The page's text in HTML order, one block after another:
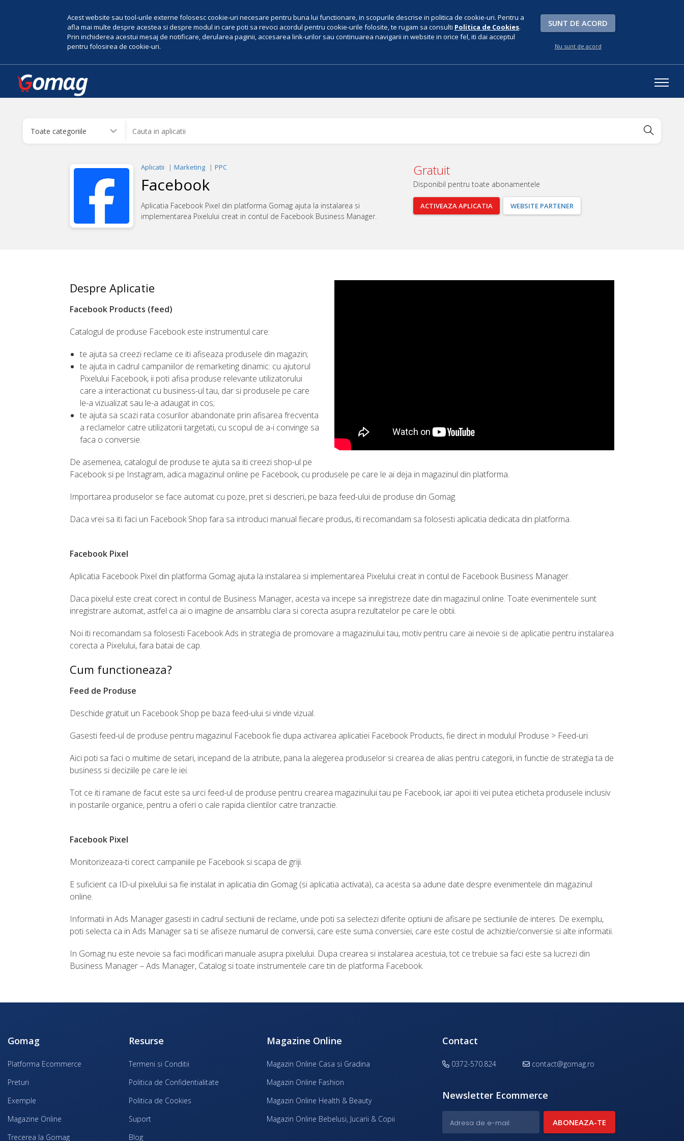
Acest website sau tool-urile externe folosesc cookie-uri necesare pentru buna lui functionare, in scopurile descrise in politica de cookie-uri. Pentru a
afla mai multe despre acestea si despre modul in care poti sa revoci acordul pentru cookie-urile folosite, te rugam sa consulti Politica de Cookies.
Prin inchiderea acestui mesaj de notificare, derularea paginii, accesarea link-urilor sau continuarea navigarii in website in orice fel, iti dai acceptul
pentru folosirea de cookie-uri.
SUNT DE ACORD
Nu sunt de acord
Aplicatii Marketing PPC
Facebook
Aplicatia Facebook Pixel din platforma Gomag ajuta la instalarea si
implementarea Pixelului creat in contul de Facebook Business Manager.
Gratuit
Disponibil pentru toate abonamentele
ACTIVEAZAAPLICATIA WEBSITE PARTENER
Despre Aplicatie
Facebook Products (feed)
Catalogul de produse Facebook este instrumentul care:
te ajuta sa creezi reclame ce iti afiseaza produsele din magazin;
te ajuta in cadrul campaniilor de remarketing dinamic: cu ajutorul
Pixelului Facebook, ii poti afisa produse relevante utilizatorului
care a interactionat cu business-ul tau, dar si produsele pe care
le-a vizualizat sau le-a adaugat in cos;
te ajuta sa scazi rata cosurilor abandonate prin afisarea frecventa
a reclamelor catre utilizatorii targetati, cu scopul de a-i convinge sa
faca o conversie.
De asemenea, catalogul de produse te ajuta sa iti creezi shop-ul pe
Facebook si pe Instagram, adica magazinul online pe Facebook, cu produsele pe care le ai deja in magazinul din platforma.
Importarea produselor se face automat cu poze, pret si descrieri, pe baza feed-ului de produse din Gomag.
Daca vrei sa iti faci un Facebook Shop fara sa introduci manual fiecare produs, iti recomandam sa folosesti aplicatia dedicata din platforma.
Facebook Pixel
Aplicatia Facebook Pixel din platforma Gomag ajuta la instalarea si implementarea Pixelului creat in contul de Facebook Business Manager.
Daca pixelul este creat corect in contul de Business Manager, acesta va incepe sa inregistreze date din magazinul online. Toate evenimentele sunt
inregistrare automat, astfel ca ai o imagine de ansamblu clara si corecta asupra rezultatelor pe care le obtii.
Noi iti recomandam sa folosesti Facebook Ads in strategia de promovare a magazinului tau, motiv pentru care ai nevoie si de aplicatie pentru instalarea
corecta a Pixelului, fara batai de cap.
Cum functioneaza?
Feed de Produse
Deschide gratuit un Facebook Shop pe baza feed-ului si vinde vizual.
Gasesti feed-ul de produse pentru magazinul Facebook fie dupa activarea aplicatiei Facebook Products, fie direct in modulul Produse > Feed-uri.
Aici poti sa faci o multime de setari, incepand de la atribute, pana la alegerea produselor si crearea de alias pentru categorii, in functie de strategia ta de
business si deciziile pe care le iei.
Tot ce iti ramane de facut este sa urci feed-ul de produse pentru crearea magazinului tau pe Facebook, iar apoi iti vei putea eticheta produsele inclusiv
in postarile organice, pentru a oferi o cale rapida clientilor catre tranzactie.
Facebook Pixel
Monitorizeaza-ti corect campaniile pe Facebook si scapa de griji.
E suficient ca ID-ul pixelului sa fie instalat in aplicatia din Gomag (si aplicatia activata), ca acesta sa adune date despre evenimentele din magazinul
online.
Informatii in Ads Manager gasesti in cadrul sectiunii de reclame, unde poti sa selectezi diferite optiuni de afisare pe sectiunile de interes. De exemplu,
poti selecta ca in Ads Manager sa ti se afiseze numarul de conversii, care este suma conversiei, care este costul de achizitie/conversie si alte informatii.
In Gomag nu este nevoie sa faci modificari manuale asupra pixelului. Dupa crearea si instalarea acestuia, tot ce trebuie sa faci este sa lucrezi din
Business Manager – Ads Manager, Catalog si toate instrumentele care tin de platforma Facebook.
Gomag
Platforma Ecommerce
Preturi
Exemple
Magazine Online
Trecerea la Gomag
Resurse
Termeni si Conditii
Politica de Confidentialitate
Politica de Cookies
Suport
Blog
Magazine Online
Magazin Online Casa si Gradina
Magazin Online Fashion
Magazin Online Health & Beauty
Magazin Online Bebelusi, Jucarii & Copii
Contact
0372-570.824 contact@gomag.ro
Newsletter Ecommerce